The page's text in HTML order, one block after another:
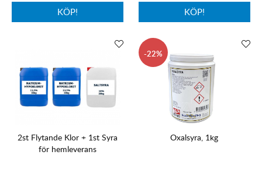
KÖP! KÖP!
2st Flytande Klor + 1st Syra
för hemleverans
22
Oxalsyra, 1kg